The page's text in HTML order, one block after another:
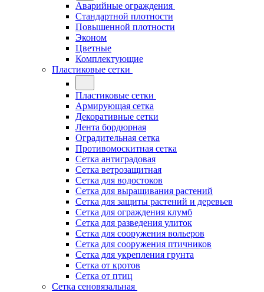
Аварийные ограждения
Стандартной плотности
Повышенной плотности
Эконом
Цветные
Комплектующие
Пластиковые сетки
Пластиковые сетки
Армирующая сетка
Декоративные сетки
Лента бордюрная
Оградительная сетка
Противомоскитная сетка
Сетка антиградовая
Сетка ветрозащитная
Сетка для водостоков
Сетка для выращивания растений
Сетка для защиты растений и деревьев
Сетка для ограждения клумб
Сетка для разведения улиток
Сетка для сооружения вольеров
Сетка для сооружения птичников
Сетка для укрепления грунта
Сетка от кротов
Сетка от птиц
Сетка сеновязальная